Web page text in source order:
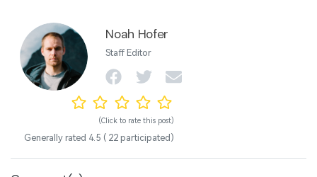
Noah Hofer
Staff Editor
(Click to rate this post)
Generally rated 4.5 ( 22 participated)